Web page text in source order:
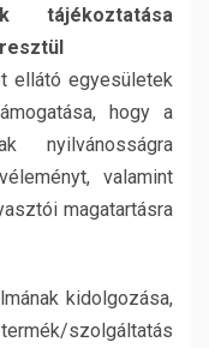
tájékoztatása
ellátó egyesületek
hogy a
nyilvánosságra
valamint
magatartásra
kidolgozása,
szolgáltatás